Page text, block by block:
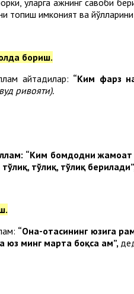
топиш имконият ва
бориш.
айтадилар: “Ким фарз
ривояти).
“Ким бомдодни жамоат
тўлиқ, тўлиқ
“Она-отасининг юзига
юз минг марта боқса ҳам”,